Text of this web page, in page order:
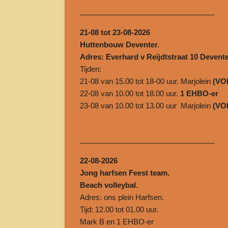
21-08 tot 23-08-2026
Huttenbouw Deventer.
Adres: Everhard v Reijdtstraat 10
Tijden:
21-08 van 15.00 tot 18-00 uur. Marjolein
22-08 van 10.00 tot 18.00 uur. 1 EHBO-er
23-08 van 10.00 tot 13.00 uur Marjolein
22-08-2026
Jong harfsen Feest team.
Beach volleybal.
Adres: ons plein Harfsen.
Tijd: 12.00 tot 01.00 uur.
Mark B en 1 EHBO-er